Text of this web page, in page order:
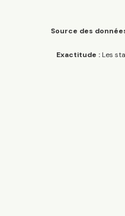
Source des
Exactitude :Les